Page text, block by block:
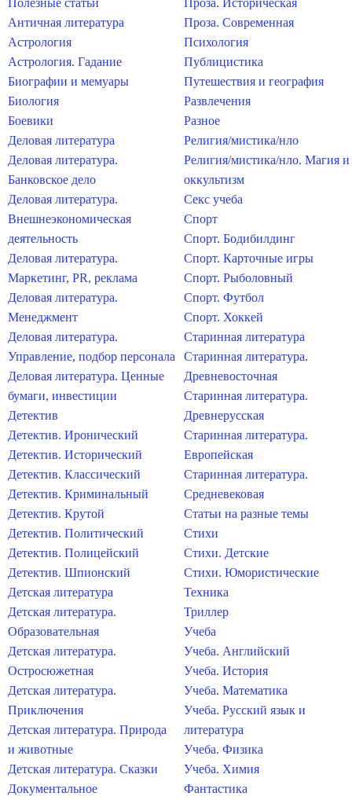
Полезные статьи
Античная литература
Астрология
Астрология. Гадание
Биографии и мемуары
Биология
Боевики
Деловая литература
Деловая литература.
Банковское дело
Деловая литература.
Внешнеэкономическая
деятельность
Деловая литература.
Маркетинг, PR, реклама
Деловая литература.
Менеджмент
Деловая литература.
Управление, подбор персонала
Деловая литература. Ценные
бумаги, инвестиции
Детектив
Детектив. Иронический
Детектив. Исторический
Детектив. Классический
Детектив. Криминальный
Детектив. Крутой
Детектив. Политический
Детектив. Полицейский
Детектив. Шпионский
Детская литература
Детская литература.
Образовательная
Детская литература.
Остросюжетная
Детская литература.
Приключения
Детская литература. Природа
и животные
Детская литература. Сказки
Документальное
Проза. Историческая
Проза. Современная
Психология
Публицистика
Путешествия и география
Развлечения
Разное
Религия/мистика/нло
Религия/мистика/нло. Магия и
оккультизм
Секс учеба
Спорт
Спорт. Бодибилдинг
Спорт. Карточные игры
Спорт. Рыболовный
Спорт. Футбол
Спорт. Хоккей
Старинная литература
Старинная литература.
Древневосточная
Старинная литература.
Древнерусская
Старинная литература.
Европейская
Старинная литература.
Средневековая
Статьи на разные темы
Стихи
Стихи. Детские
Стихи. Юмористические
Техника
Триллер
Учеба
Учеба. Английский
Учеба. История
Учеба. Математика
Учеба. Русский язык и
литература
Учеба. Физика
Учеба. Химия
Фантастика